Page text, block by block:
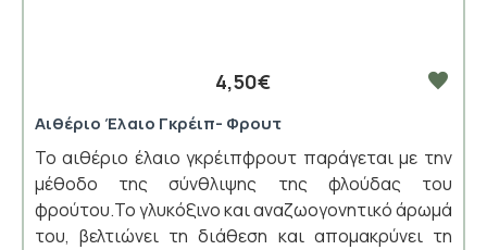
4,50€
Αιθέριο Έλαιο Γκρέιπ- Φρουτ
Το αιθέριο έλαιο γκρέιπφρουτ παράγεται με την
μέθοδο της σύνθλιψης της φλούδας του
φρούτου.Το γλυκόξινο και αναζωογονητικό άρωμά
του, βελτιώνει τη διάθεση και απομακρύνει τη